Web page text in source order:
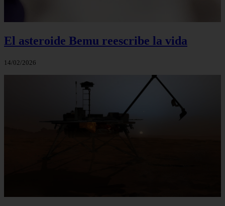
El asteroide Bemu reescribe la vida
14/02/2026